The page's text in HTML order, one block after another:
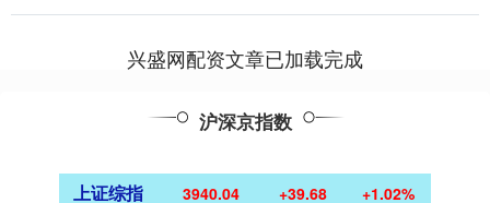
兴盛网配资文章已加载完成
沪深京指数
上证综指 3940.04 +39.68 +1.02%